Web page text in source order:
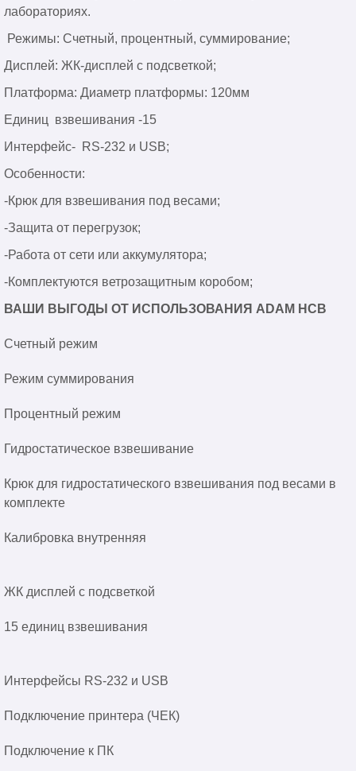
лабораториях.
Режимы: Счетный, процентный, суммирование;
Дисплей: ЖК-дисплей с подсветкой;
Платформа: Диаметр платформы: 120мм
Единиц взвешивания -15
Интерфейс- RS-232 и USB;
Особенности:
-Крюк для взвешивания под весами;
-Защита от перегрузок;
-Работа от сети или аккумулятора;
-Комплектуются ветрозащитным коробом;
ВАШИ ВЫГОДЫ ОТ ИСПОЛЬЗОВАНИЯ ADAM HCB
Счетный режим
Режим суммирования
Процентный режим
Гидростатическое взвешивание
Крюк для гидростатического взвешивания под весами в
комплекте
Калибровка внутренняя
ЖК дисплей с подсветкой
15 единиц взвешивания
Интерфейсы RS-232 и USB
Подключение принтера (ЧЕК)
Подключение к ПК